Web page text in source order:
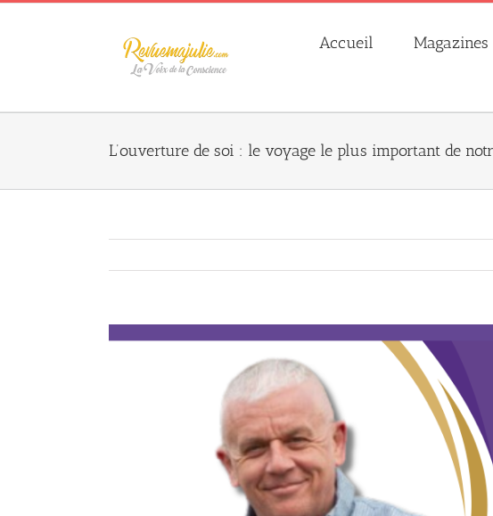
Skip
Accueil Magazines
L’ouverture de soi : le voyage le plus important de